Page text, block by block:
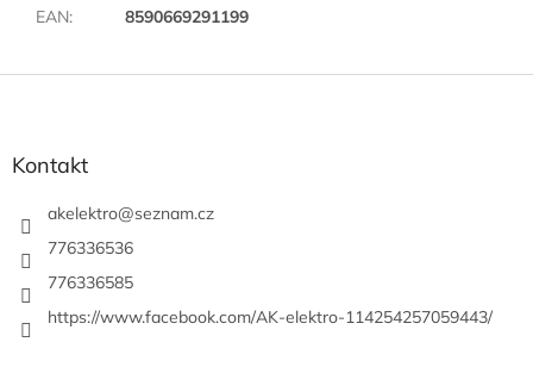
EAN: 8590669291199
Z
Kontakt
akelektro@seznam.cz
776336536
776336585
https://www.facebook.com/AK-elektro-114254257059443/